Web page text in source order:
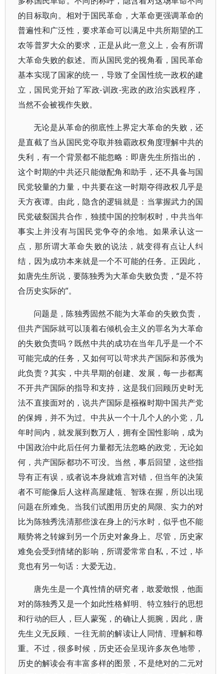
的目标取向。相对于国民革命，大革命更强调革命的
普遍性和广泛性，要求革命可以满足中共所期望的工
农等普罗大众的要求，正是从此一意义上，会有所谓
大革命失败的叙述。而从国民党的视角看，国民革命
基本实现了国家的统一，导致了全国性统一政权的建
立，国民党开始了军政-训政-宪政的政治实践程序，
当然不会被视作失败。
无论是从革命的彻底性上界定大革命的失败，还
是直截了当从国民党夺取并独霸政权角度理解中共的
失利，有一个背景都不能忽略：即唐先生所指出的，
这个时期的中共还只能做配角和助手，还不具备与国
民党较量的力量，中共要在这一时期夺得政权几乎是
天方夜谭。由此，隐含的逻辑就是：当掌握武力的国
民党破裂国共合作，独揽中国的控制权时，中共当年
事实上并没有与国民党争夺的余地。如果承认这一
点，那所谓大革命失败的说法，就变得有点让人纠
结，因为成功本来就是一个不可能的任务。正因此，
如唐先生所说，要陈独秀为大革命失败负责，“是不符
合历史实际的”。
问题是，陈独秀固然不能为大革命的失败负责，
但共产国际就可以顶着右倾机会主义的罪名为大革命
的失败负责吗？既然中共的成功在当年几乎是一个不
可能完成的任务，又如何可以苛求共产国际和苏俄为
此负责？其实，中共早期的创建、发展，每一步都离
不开共产国际的指导和支持，这是我们回顾历史时无
法不直接面对的，说共产国际是襁褓时期中国共产党
的保姆，并不为过。中共从一个十几个人的小党，几
年时间内，就发展到数万人，拥有全国性影响，成为
中国政治中此后任何力量都无法忽略的政党，无论如
何，共产国际都功不可没。当然，事后回望，这些指
导有正有误，或者说本身就难言对错，但当年的决策
者不可能像后人这样高屋建瓴、智珠在握，所以出现
问题在所难免。当我们试图用历史的局限、实力的对
比为陈独秀洗清那些泼在身上的污水时，似乎也不能
顺势将之转嫁到另一个历史对象身上。尽管，历史家
难免会受到情绪的影响，所谓爱常常自私，不过，毕
竟也有另一句话：大爱无边。
唐先生是一个真性情的研究者，敢爱敢恨，他面
对的陈独秀又是一个如此性格鲜明、特立独行的思想
和行动的巨人，巨人蒙冤，的确让人扼腕，因此，唐
先生义无反顾、一往无前的解读让人同情、理解和尊
重。不过，很多时候，历史还会呈现许多灰色地带，
历史的解读会有丰富多样的图景，不是绝对的二元对